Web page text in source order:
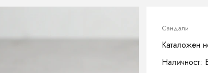
Сандали
Каталожен
Наличност: